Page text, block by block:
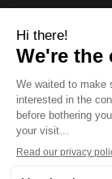
Accueil»Étude
Mentions
Conditions
Contrat de
Données